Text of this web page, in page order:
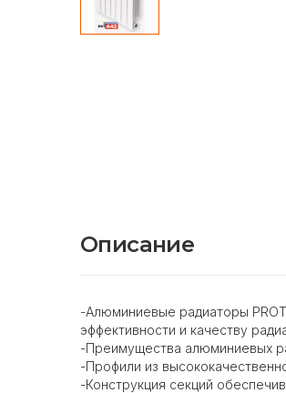
Описание
-Алюминиевые радиаторы
эффективности и качеству
-Преимущества алюминиевых
-Профили из
-Конструкция секций